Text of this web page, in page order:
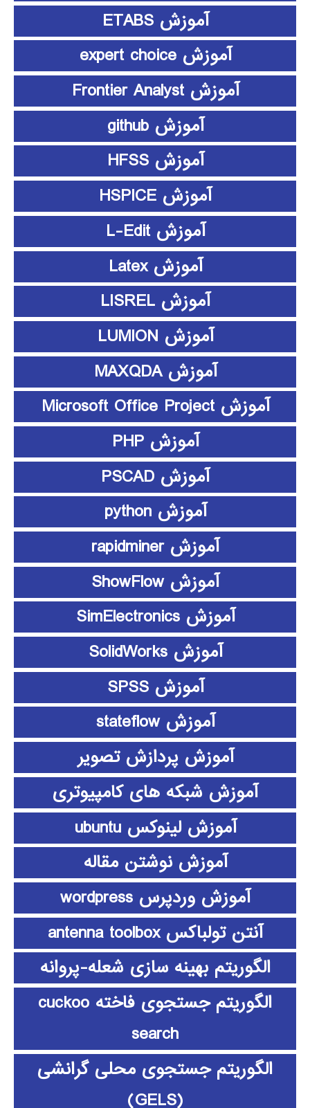
آموزش ETABS
آموزش expert choice
آموزش Frontier Analyst
آموزش github
آموزش HFSS
آموزش HSPICE
آموزش L-Edit
آموزش Latex
آموزش LISREL
آموزش LUMION
آموزش MAXQDA
آموزش Microsoft Office Project
آموزش PHP
آموزش PSCAD
آموزش python
آموزش rapidminer
آموزش ShowFlow
آموزش SimElectronics
آموزش SolidWorks
آموزش SPSS
آموزش stateflow
آموزش پردازش تصویر
آموزش شبکه های کامپیوتری
آموزش لینوکس ubuntu
آموزش نوشتن مقاله
آموزش وردپرس wordpress
آنتن تولباکس antenna toolbox
الگوریتم بهینه سازی شعله-پروانه
الگوریتم جستجوی فاخته cuckoo
search
الگوریتم جستجوی محلی گرانشی
(GELS)